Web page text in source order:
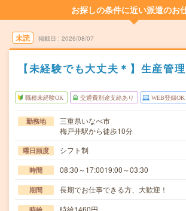
お探しの条件に近い派遣のお
未読 掲載日 2026/08/07
【未経験でも大丈夫＊】生産管
職種未経験OK 交通費別途支給あり WEB登録OK
勤務地
三重県いなべ市
梅戸井駅から徒歩10分
曜日頻度 シフト制
時間 08:30～17:0019:00～03:30
期間 長期でお仕事できる方、大歓迎！
時給1460円